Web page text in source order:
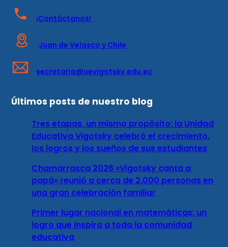
¡Contáctanos!
Juan de Velasco y Chile
secretaria@uevigotsky.edu.ec
Últimos posts de nuestro blog
Tres etapas, un mismo propósito: la Unidad
Educativa Vigotsky celebró el crecimiento,
los logros y los sueños de sus estudiantes
Chamarrasca 2026 «Vigotsky canta a
papá» reunió a cerca de 2.000 personas en
una gran celebración familiar
Primer lugar nacional en matemáticas: un
logro que inspira a toda la comunidad
educativa